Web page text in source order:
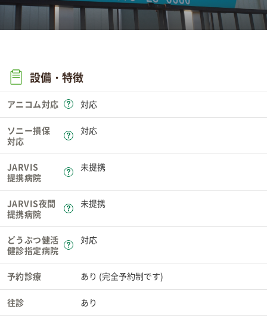
設備・特徴
アニコム対応 対応
ソニー損保
対応
対応
JARVIS
提携病院
未提携
JARVIS夜間
提携病院
未提携
どうぶつ健活
健診指定病院
対応
予約診療 あり (完全予約制です)
往診 あり